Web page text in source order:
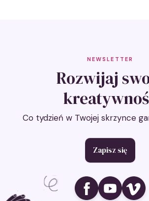
NEWSLETTER
Rozwijaj
Co tydzień w Twojej skrzynce
Zapisz się
Ikona social media
Ikona social
Ikona